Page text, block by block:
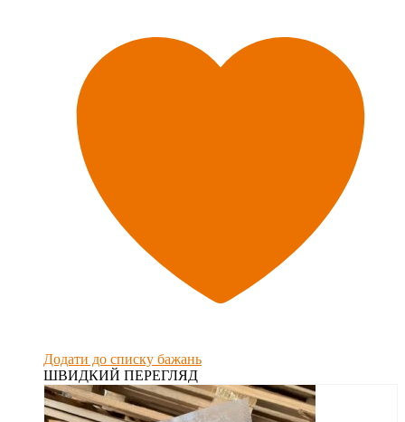
Додати до списку бажань
ШВИДКИЙ ПЕРЕГЛЯД